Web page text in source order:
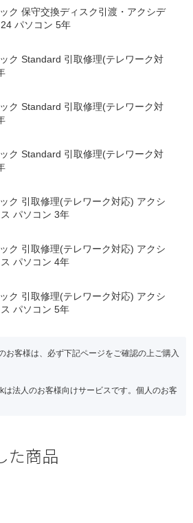
ク 保守交換ディスク引渡・アクシデ
パソコン 5年
ク Standard 引取修理(テレワーク対
ク Standard 引取修理(テレワーク対
ク Standard 引取修理(テレワーク対
ク 引取修理(テレワーク対応) アクシ
パソコン 3年
ク 引取修理(テレワーク対応) アクシ
パソコン 4年
ク 引取修理(テレワーク対応) アクシ
パソコン 5年
お客様は、必ず下記ページをご確認の上ご購入
法人のお客様向けサービスです。個人のお客
た商品